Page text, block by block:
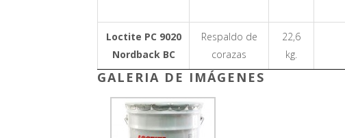
Loctite PC 9020
Nordback BC
Respaldo de
corazas
22,6
kg.
GALERIA DE IMÁGENES